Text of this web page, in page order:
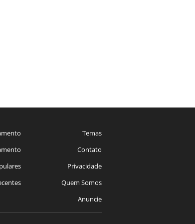
Temas
Contato
Privacidade
Quem Somos
Anuncie